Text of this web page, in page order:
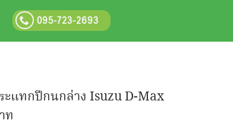
095-723-2693
ะแทกปีกนกล่าง Isuzu D-Max
ท